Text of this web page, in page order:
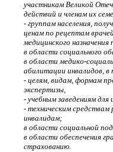
участникам Великой
действий и членам их
- группам населения,
ценам по рецептам
медицинского
в области социального
в области медико-
абилитации инвалидов, в
- целям, видам, формам
экспертизы,
- учебным заведениям для
- техническим средствам
инвалидам;
в области социальной
в области обеспечения
страхованию.